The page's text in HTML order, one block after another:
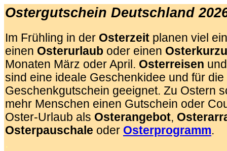
Ostergutschein Deutschland
Im Frühling in der Osterzeit planen viel
einen Osterurlaub oder einen
Monaten März oder April. Osterreisen
sind eine ideale Geschenkidee und für
Geschenkgutschein geeignet. Zu Ostern
mehr Menschen einen Gutschein oder
Oster-Urlaub als Osterangebot,
Osterpauschale oder Osterprogramm.
.